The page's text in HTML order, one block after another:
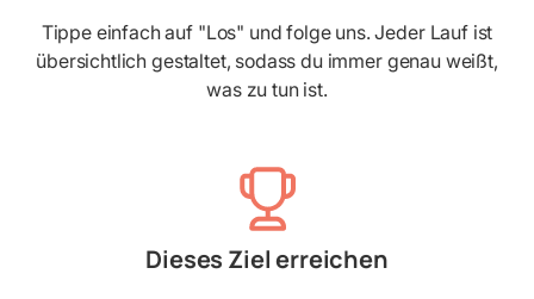
Tippe einfach auf "Los" und folge uns. Jeder Lauf ist
übersichtlich gestaltet, sodass du immer genau weißt,
was zu tun ist.
Dieses Ziel erreichen